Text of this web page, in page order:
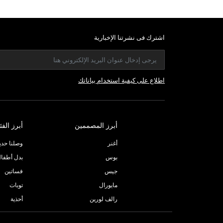
اشترك فى نشرتنا الإخبارية
اطلاع على كيفية استخدام بياناتك
أبرز المصممين
أغنر
بوس
جيس
مايورال
رالف لورين
أبرز
وصلنا
بدل
فساتين
توبات
أحذية